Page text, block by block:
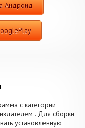
Андроид
с категории
. Для сборки
установленную